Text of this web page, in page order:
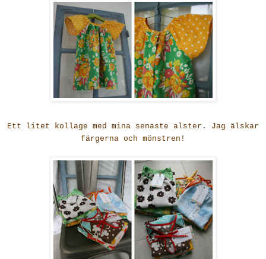
Ett litet kollage med mina senaste alster. Jag älskar
färgerna och mönstren!